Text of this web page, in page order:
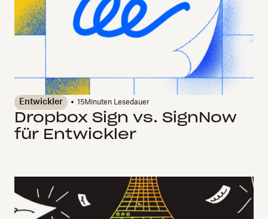
Entwickler 15Minuten Lesedauer
Dropbox Sign vs. SignNow
für Entwickler